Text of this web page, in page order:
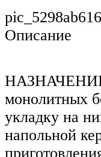
Описание
НАЗНАЧЕНИЕ:
монолитных
укладку на
напольной